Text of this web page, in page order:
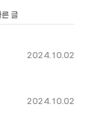
글
2024.10.02
2024.10.02